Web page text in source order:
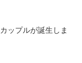
ップルが誕生しま